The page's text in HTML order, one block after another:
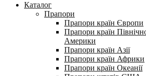
Каталог
Прапори
Прапори країн Європи
Прапори країн
Америки
Прапори країн Азії
Прапори країн Африки
Прапори країн Океанії